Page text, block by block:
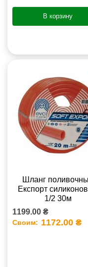
В корзину
Шланг
Експорт
1/2 30м
1199.00 ₴
Своим: 1172.00 ₴